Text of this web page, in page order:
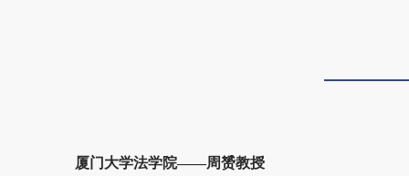
厦门大学法学院——周赟教授